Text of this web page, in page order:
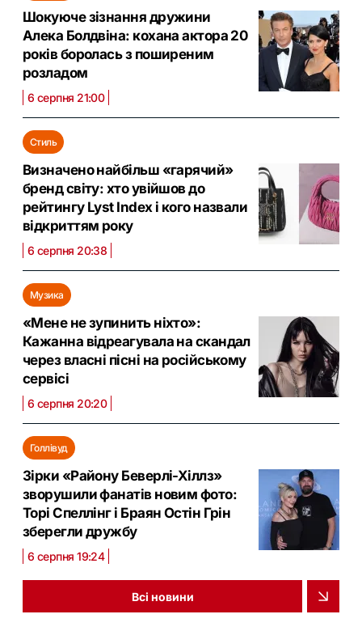
Шокуюче зізнання дружини
Алека Болдвіна: кохана актора 20
років боролась з поширеним
розладом
6 серпня 21:00
Стиль
Визначено найбільш «гарячий»
бренд світу: хто увійшов до
рейтингу Lyst Index і кого назвали
відкриттям року
6 серпня 20:38
Музика
«Мене не зупинить ніхто»:
Кажанна відреагувала на скандал
через власні пісні на російському
сервісі
6 серпня 20:20
Голлівуд
Зірки «Району Беверлі-Хіллз»
зворушили фанатів новим фото:
Торі Спеллінг і Браян Остін Грін
зберегли дружбу
6 серпня 19:24
Всі новини